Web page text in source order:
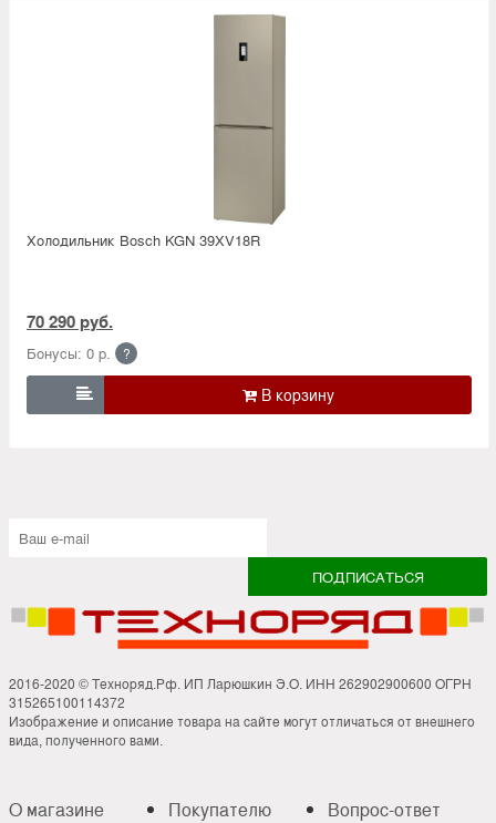
Холодильник Bosсh KGN 39XV18R
70 290 руб.
Бонусы: 0 р. ?

2016-2020 © Техноряд.Рф. ИП Ларюшкин Э.О. ИНН 262902900600 ОГРН
315265100114372
Изображение и описание товара на сайте могут отличаться от внешнего
вида, полученного вами.
О магазине
Покупателю
Вопрос-ответ